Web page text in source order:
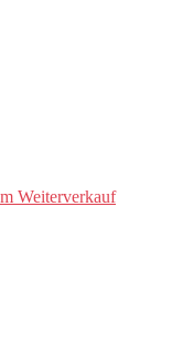
Weiterverkauf